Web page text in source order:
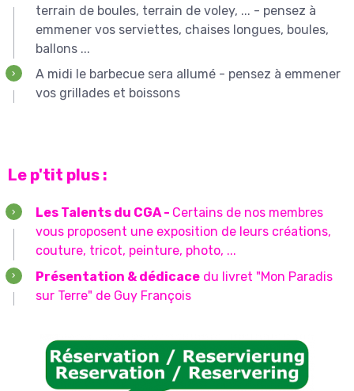
terrain de boules, terrain de voley, ... - pensez à
emmener vos serviettes, chaises longues, boules,
ballons ...
A midi le barbecue sera allumé - pensez à emmener
vos grillades et boissons
Le p'tit plus :
Les Talents du CGA - Certains de nos membres
vous proposent une exposition de leurs créations,
couture, tricot, peinture, photo, ...
Présentation & dédicace du livret "Mon Paradis
sur Terre" de Guy François